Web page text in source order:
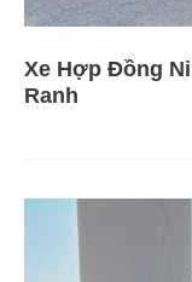
Xe Hợp Đồng
Ranh